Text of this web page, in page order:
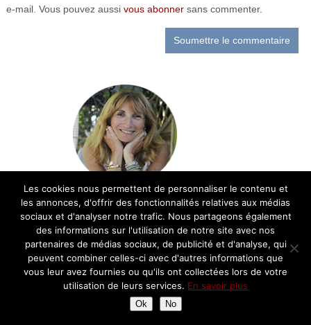
e-mail. Vous pouvez aussi vous abonnersans commenter.
Bienvenue sur le blog cuisine de Chantal!
Retrouvez ici ma passion pour la cuisine et
la gastronomie française: recettes,
découvertes, balades gourmandes et avis
sur les restaurants
Les cookies nous permettent de personnaliser le contenu et
les annonces, d'offrir des fonctionnalités relatives aux médias
sociaux et d'analyser notre trafic. Nous partageons également
des informations sur l'utilisation de notre site avec nos
partenaires de médias sociaux, de publicité et d'analyse, qui
peuvent combiner celles-ci avec d'autres informations que
vous leur avez fournies ou qu'ils ont collectées lors de votre
utilisation de leurs services. En savoir plus
Ok No